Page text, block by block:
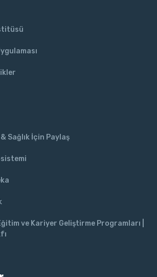
Sağlık İçin Paylaş
ve Kariyer Geliştirme Programları |